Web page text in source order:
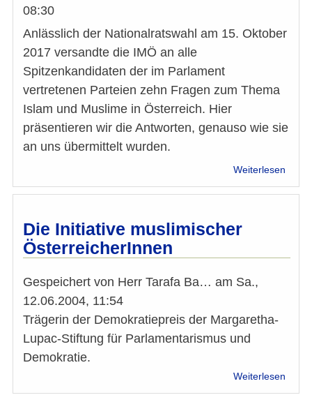
08:30
Anlässlich der Nationalratswahl am 15. Oktober
2017 versandte die IMÖ an alle
Spitzenkandidaten der im Parlament
vertretenen Parteien zehn Fragen zum Thema
Islam und Muslime in Österreich. Hier
präsentieren wir die Antworten, genauso wie sie
an uns übermittelt wurden.
Weiterlesen
Die Initiative muslimischer
ÖsterreicherInnen
Gespeichert von Herr Tarafa Ba… am Sa.,
12.06.2004, 11:54
Trägerin der Demokratiepreis der Margaretha-
Lupac-Stiftung für Parlamentarismus und
Demokratie.
Weiterlesen